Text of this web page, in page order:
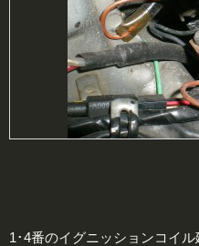
1･4番のイグニッションコイル